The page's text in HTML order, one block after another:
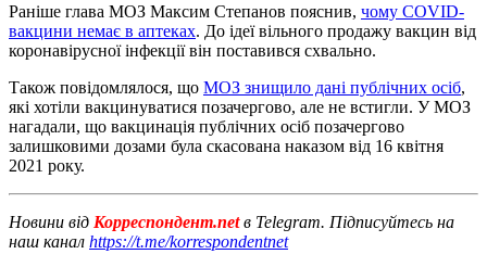
Раніше глава МОЗ Максим Степанов пояснив, чому COVID-
вакцини немає в аптеках. До ідеї вільного продажу вакцин від
коронавірусної інфекції він поставився схвально.
Також повідомлялося, що МОЗ знищило дані публічних осіб,
які хотіли вакцинуватися позачергово, але не встигли. У МОЗ
нагадали, що вакцинація публічних осіб позачергово
залишковими дозами була скасована наказом від 16 квітня
2021 року.
Новини від Корреспондент.netв Telegram. Підписуйтесь на
наш канал https://t.me/korrespondentnet